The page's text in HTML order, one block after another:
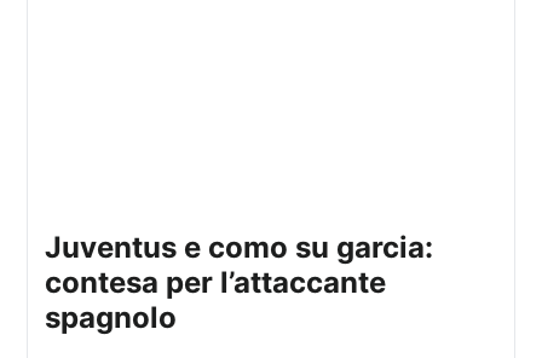
juventus e como su garcia:
contesa per l’attaccante
spagnolo